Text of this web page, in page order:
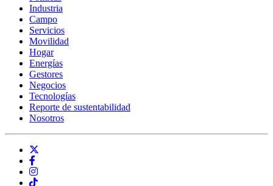
Industria
Campo
Servicios
Movilidad
Hogar
Energías
Gestores
Negocios
Tecnologías
Reporte de sustentabilidad
Nosotros